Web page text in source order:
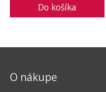
O nákupe